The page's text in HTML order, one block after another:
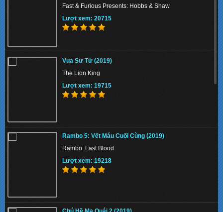
The Union 2024 - Liên minh tuyệt mật
Lượt xem: 135788
Thiên Nga Bóng Đêm S01 2022 - Eve
Lượt xem: 158648
Memory 2022 - Hồi Ức Sát Thủ
Fast & Furious Presents: Hobbs & Shaw
Lượt xem: 20715
Vua Sư Tử (2019)
The Lion King
Lượt xem: 19715
Rambo 5: Vết Máu Cuối Cùng (2019)
Rambo: Last Blood
Lượt xem: 19218